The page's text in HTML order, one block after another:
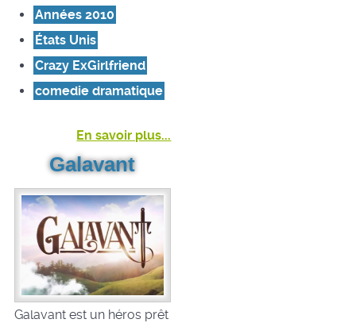
Années 2010
États Unis
Crazy ExGirlfriend
comedie dramatique
En savoir plus...
Galavant
Galavant est un héros prêt